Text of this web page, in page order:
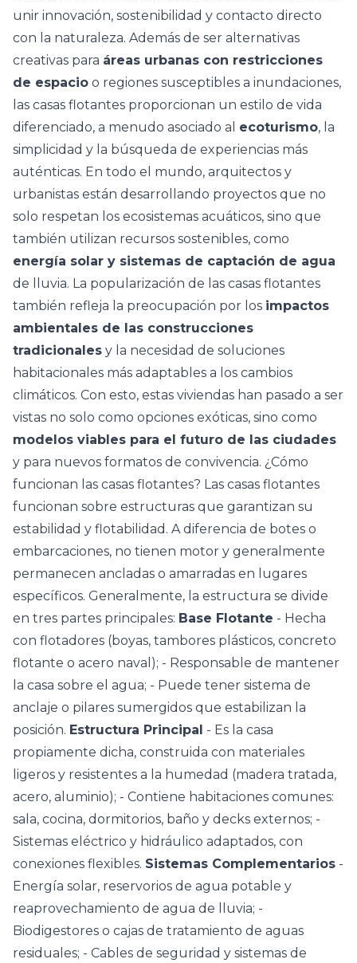
unir innovación, sostenibilidad y contacto directo
con la naturaleza. Además de ser alternativas
creativas para áreas urbanas con restricciones
de espacio o regiones susceptibles a inundaciones,
las casas flotantes proporcionan un estilo de vida
diferenciado, a menudo asociado al ecoturismo, la
simplicidad y la búsqueda de experiencias más
auténticas. En todo el mundo, arquitectos y
urbanistas están desarrollando proyectos que no
solo respetan los ecosistemas acuáticos, sino que
también utilizan recursos sostenibles, como
energía solar y sistemas de captación de agua
de lluvia. La popularización de las casas flotantes
también refleja la preocupación por los impactos
ambientales de las construcciones
tradicionales y la necesidad de soluciones
habitacionales más adaptables a los cambios
climáticos. Con esto, estas viviendas han pasado a ser
vistas no solo como opciones exóticas, sino como
modelos viables para el futuro de las ciudades
y para nuevos formatos de convivencia. ¿Cómo
funcionan las casas flotantes? Las casas flotantes
funcionan sobre estructuras que garantizan su
estabilidad y flotabilidad. A diferencia de botes o
embarcaciones, no tienen motor y generalmente
permanecen ancladas o amarradas en lugares
específicos. Generalmente, la estructura se divide
en tres partes principales: Base Flotante - Hecha
con flotadores (boyas, tambores plásticos, concreto
flotante o acero naval); - Responsable de mantener
la casa sobre el agua; - Puede tener sistema de
anclaje o pilares sumergidos que estabilizan la
posición. Estructura Principal - Es la casa
propiamente dicha, construida con materiales
ligeros y resistentes a la humedad (madera tratada,
acero, aluminio); - Contiene habitaciones comunes:
sala, cocina, dormitorios, baño y decks externos; -
Sistemas eléctrico y hidráulico adaptados, con
conexiones flexibles. Sistemas Complementarios -
Energía solar, reservorios de agua potable y
reaprovechamiento de agua de lluvia; -
Biodigestores o cajas de tratamiento de aguas
residuales; - Cables de seguridad y sistemas de